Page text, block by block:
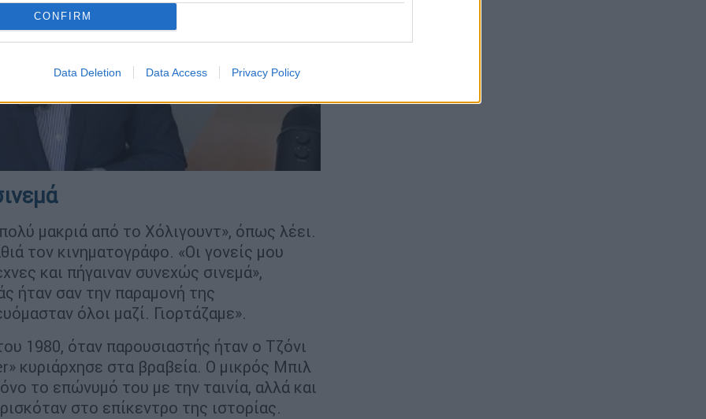
CONFIRM
Data Deletion Data Access Privacy Policy
video
μακριά από το Χόλιγουντ», όπως λέει.
τον κινηματογράφο. «Οι γονείς μου
και πήγαιναν συνεχώς σινεμά»,
ήταν σαν την παραμονή της
όλοι μαζί. Γιορτάζαμε».
1980, όταν παρουσιαστής ήταν ο Τζόνι
κυριάρχησε στα βραβεία. Ο μικρός Μπιλ
το επώνυμό του με την ταινία, αλλά και
στο επίκεντρο της ιστορίας.